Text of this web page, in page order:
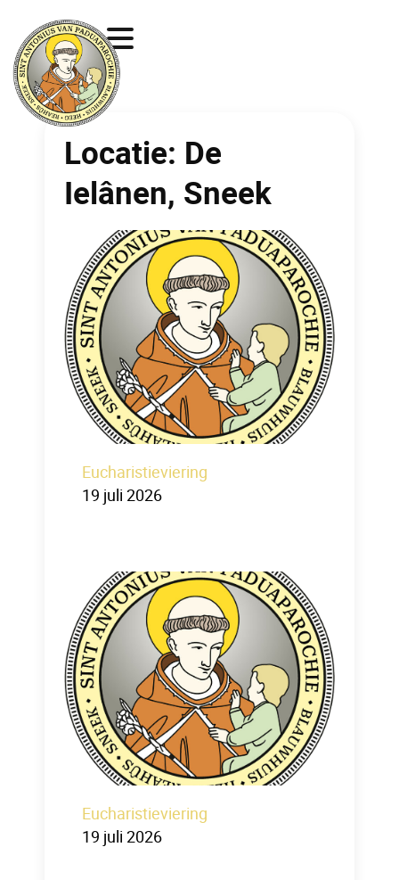
Locatie: De
Ielânen, Sneek
Eucharistieviering
19 juli 2026
Eucharistieviering
19 juli 2026